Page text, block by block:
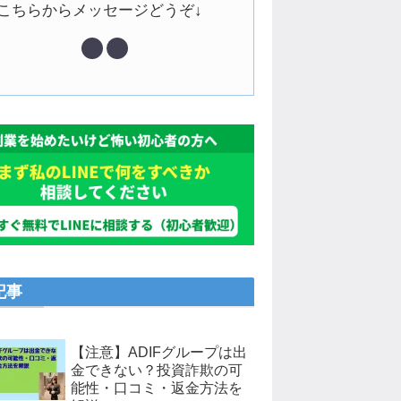
ちらからメッセージどうぞ↓
事
【注意】ADIFグループは出
金できない？投資詐欺の可
能性・口コミ・返金方法を